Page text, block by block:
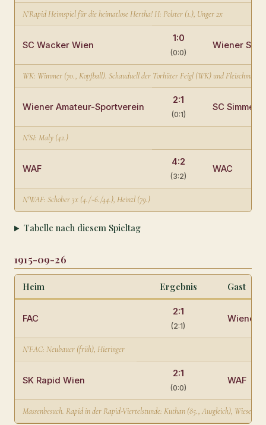
N'Rapid Heimspiel für die heimatlose Hertha! H: Polster (1.), Unger 2x
SC Wacker Wien
1:0
(0:0)
Wiener
WK: Wimmer (70., Kopfball). Schauduell der Torhüter Feigl (WK) und Fleischmann
Wiener Amateur-Sportverein
2:1
(0:1)
SC
N'SI: Maly (42.)
WAF
4:2
(3:2)
WAC
N'WAF: Schober 3x (4./~6./44.), Heinzl (79.)
Tabelle nach diesem Spieltag
1915-09-26
Heim Ergebnis Gast
FAC
2:1
(2:1)
Wiener
N'FAC: Neubauer (früh), Hieringer
SK Rapid Wien
2:1
(0:0)
WAF
Massenbesuch. Rapid in der Rapid-Viertelstunde: Kuthan (85., Ausgleich), Wieser